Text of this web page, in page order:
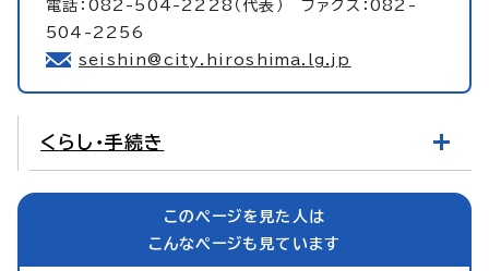
電話：082-504-2228（代表） ファクス：082-
504-2256
seishin@city.hiroshima.lg.jp
くらし・手続き
このページを見た人は
こんなページも見ています